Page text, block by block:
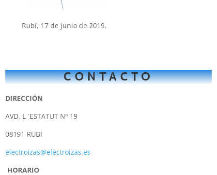
Rubí, 17 de junio de 2019.
CONTACTO
DIRECCIÓN
AVD. L ´ESTATUT Nº 19
08191 RUBI
electroizas@electroizas.es
HORARIO